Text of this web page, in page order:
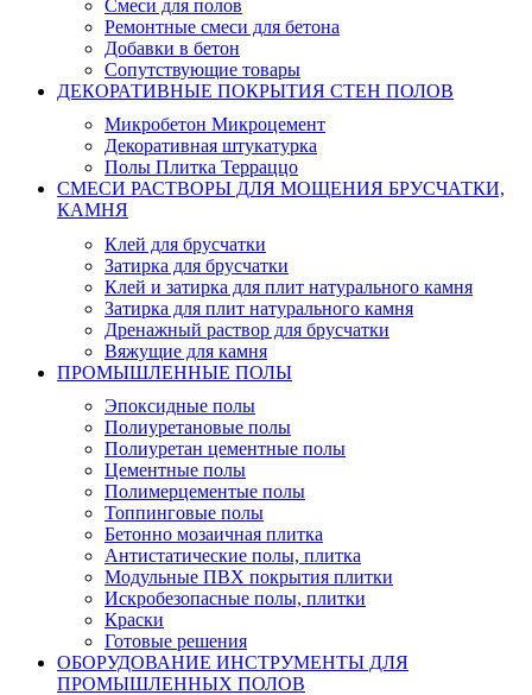
Смеси для полов
Ремонтные смеси для бетона
Добавки в бетон
Сопутствующие товары
ДЕКОРАТИВНЫЕ ПОКРЫТИЯ СТЕН ПОЛОВ
Микробетон Микроцемент
Декоративная штукатурка
Полы Плитка Терраццо
СМЕСИ РАСТВОРЫ ДЛЯ МОЩЕНИЯ БРУСЧАТКИ,
КАМНЯ
Клей для брусчатки
Затирка для брусчатки
Клей и затирка для плит натурального камня
Затирка для плит натурального камня
Дренажный раствор для брусчатки
Вяжущие для камня
ПРОМЫШЛЕННЫЕ ПОЛЫ
Эпоксидные полы
Полиуретановые полы
Полиуретан цементные полы
Цементные полы
Полимерцементые полы
Топпинговые полы
Бетонно мозаичная плитка
Антистатические полы, плитка
Модульные ПВХ покрытия плитки
Искробезопасные полы, плитки
Краски
Готовые решения
ОБОРУДОВАНИЕ ИНСТРУМЕНТЫ ДЛЯ
ПРОМЫШЛЕННЫХ ПОЛОВ